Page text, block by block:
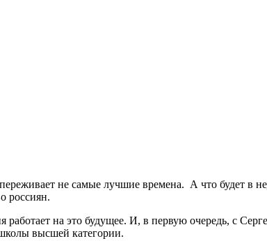
не самые лучшие времена. А что будет в
россиян.
работает на это будущее. И, в первую очередь, с
высшей категории.